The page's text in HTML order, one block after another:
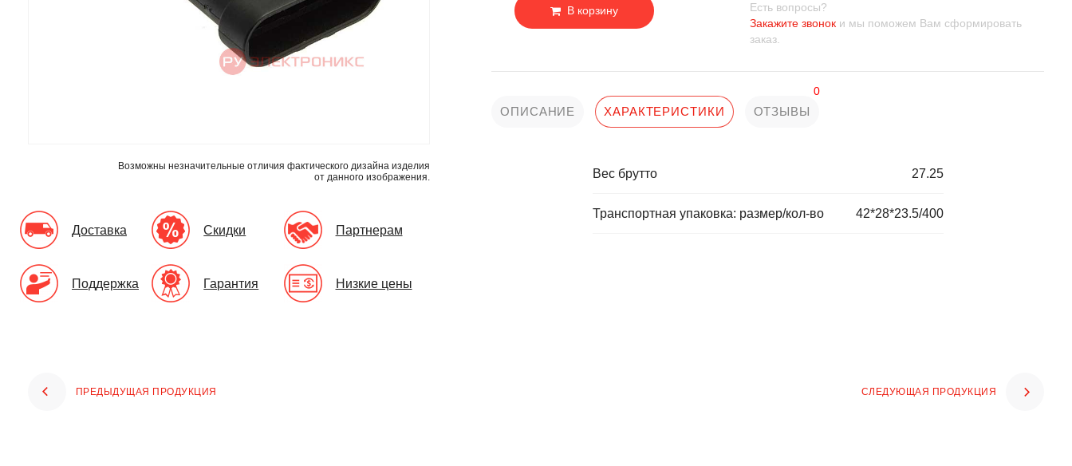
Возможны незначительные отличия фактического дизайна изделия
от данного изображения.
Доставка Скидки Партнерам
Поддержка Гарантия Низкие цены
В корзину
Есть вопросы?
Закажите звоноки мы поможем Вам сформировать
заказ.
ОПИСАНИЕ ХАРАКТЕРИСТИКИ ОТЗЫВЫ
0
Вес брутто 27.25
Транспортная упаковка: размер/кол-во 42*28*23.5/400
ПРЕДЫДУЩАЯ ПРОДУКЦИЯ СЛЕДУЮЩАЯ ПРОДУКЦИЯ